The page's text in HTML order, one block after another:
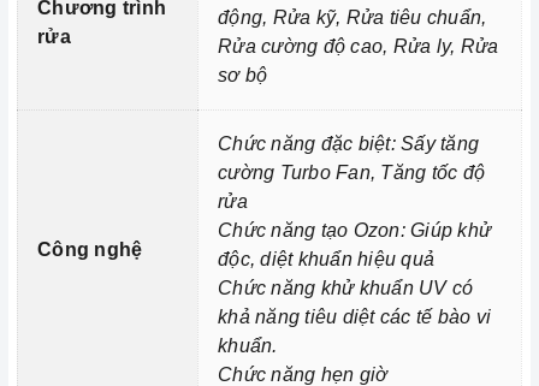
chọn chương trình rửa phù hợp với lượng và mức độ
bẩn của bát đĩa.
Vệ sinh
máy rửa chén
máy
rửa chén
định kỳ để loại bỏ cặn bẩn, ngăn ngừa vi
khuẩn phát triển. Bạn có thể vệ sinhmáy rửa chénbằng
cách sử dụng các chất tẩy rửa chuyên dụng hoặc bằng
cách chạy chương trình rửa vệ sinh.
Bảo quản
máy rửa chénđúng cách: Khi không sử dụng
máy rửa chén
, bạn nên tắt nguồn và xả hết nước trong
máy. Bạn cũng nên đóng cửa máy để ngăn bụi bẩn và
côn trùng xâm nhập.
Chương trình
rửa
động, Rửa kỹ, Rửa tiêu chuẩn,
Rửa cường độ cao, Rửa ly, Rửa
sơ bộ
Công nghệ
Chức năng đặc biệt: Sấy tăng
cường Turbo Fan, Tăng tốc độ
rửa
Chức năng tạo Ozon: Giúp khử
độc, diệt khuẩn hiệu quả
Chức năng khử khuẩn UV có
khả năng tiêu diệt các tế bào vi
khuẩn.
Chức năng hẹn giờ